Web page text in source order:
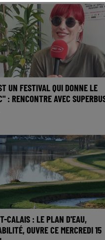
UN FESTIVAL QUI DONNE LE
: RENCONTRE AVEC
CALAIS : LE PLAN D'EAU,
OUVRE CE MERCREDI 15